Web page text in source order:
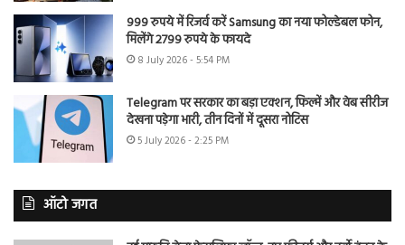
999 रुपये में रिजर्व करें Samsung का नया फोल्डेबल फोन,
मिलेंगे 2799 रुपये के फायदे
8 July 2026 - 5:54 PM
Telegram पर सरकार का बड़ा एक्शन, फिल्में और वेब सीरीज
देखना पड़ेगा भारी, तीन दिनों में दूसरा नोटिस
5 July 2026 - 2:25 PM
ऑटो जगत